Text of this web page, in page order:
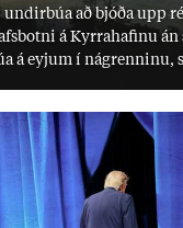
und­ir­búa að bjóða upp
á Kyrra­haf­inu án
á eyj­um í ná­grenn­inu,